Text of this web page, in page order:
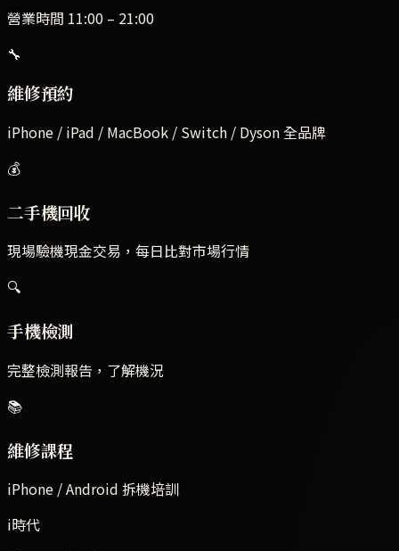
營業時間 11:00 – 21:00
🔧
維修預約
iPhone / iPad / MacBook / Switch / Dyson 全品牌
💰
二手機回收
現場驗機現金交易，每日比對市場行情
🔍
手機檢測
完整檢測報告，了解機況
📚
維修課程
iPhone / Android 拆機培訓
i時代